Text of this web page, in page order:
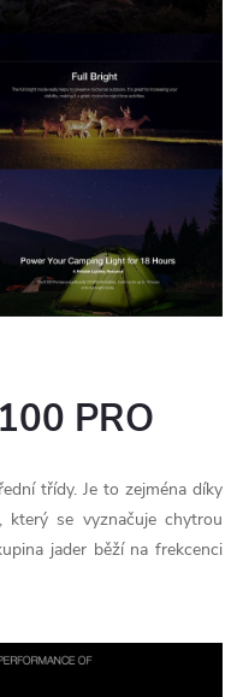
PRO
třídy. Je to zejména díky
který se vyznačuje chytrou
jader běží na frekcenci